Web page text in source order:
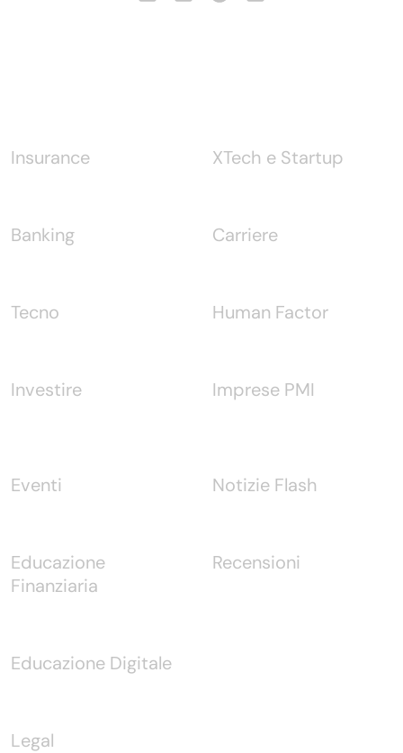
Insurance
Banking
Tecno
Investire
XTech e Startup
Carriere
Human Factor
Imprese PMI
Eventi
Educazione
Finanziaria
Educazione Digitale
Legal
Notizie Flash
Recensioni